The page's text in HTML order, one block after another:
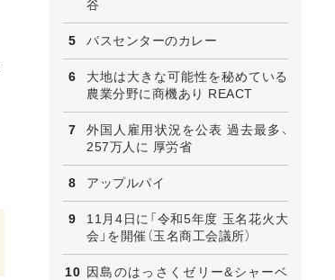
谷
バスセンターのカレー
大地は大きな可能性を秘めている
農業分野に商機あり REACT
外国人雇用状況を公表 過去最多、
257万人に 厚労省
アップルパイ
11月4日に「令和5年度 玉名花火大
会」を開催（玉名商工会議所）
因島のはっさくゼリー&シャーベ